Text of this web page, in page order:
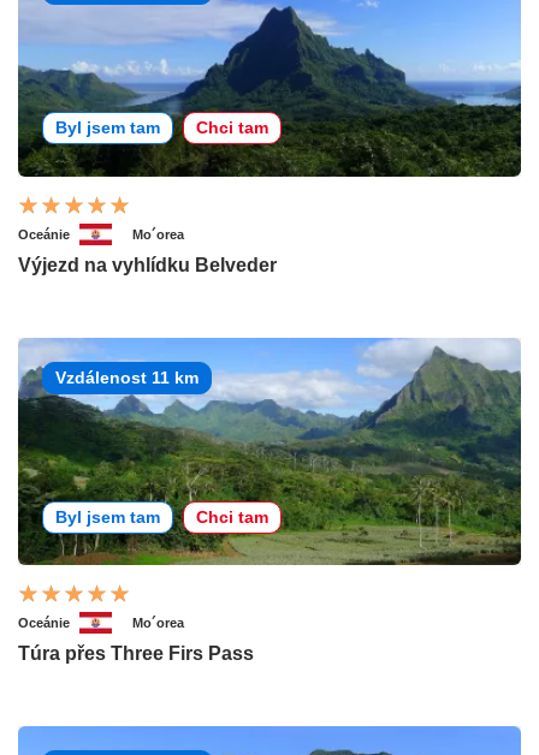
Byl jsem tam Chci tam
Oceánie Mo´orea
Výjezd na vyhlídku Belveder
Vzdálenost 11 km
Byl jsem tam Chci tam
Oceánie Mo´orea
Túra přes Three Firs Pass